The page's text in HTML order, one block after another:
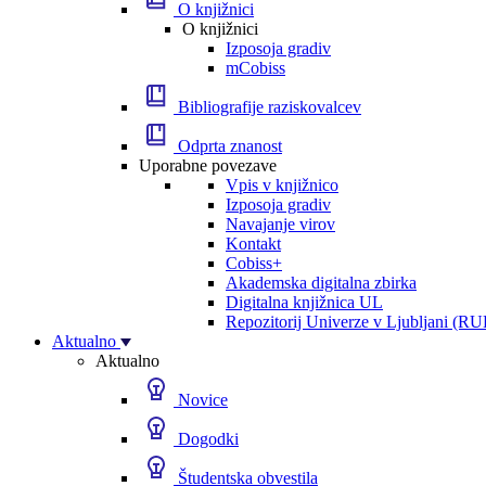
O knjižnici
O knjižnici
Izposoja gradiv
mCobiss
Bibliografije raziskovalcev
Odprta znanost
Uporabne povezave
Vpis v knjižnico
Izposoja gradiv
Navajanje virov
Kontakt
Cobiss+
Akademska digitalna zbirka
Digitalna knjižnica UL
Repozitorij Univerze v Ljubljani
Aktualno
Aktualno
Novice
Dogodki
Študentska obvestila